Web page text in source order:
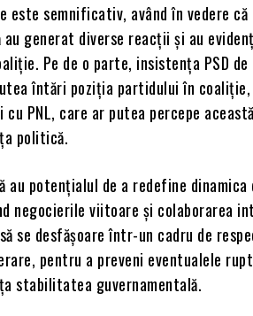
semnificativ, având în vedere
generat diverse reacții și au
Pe de o parte, insistența PSD de
întări poziția partidului în
PNL, care ar putea percepe
politică.
au potențialul de a redefine
negocierile viitoare și colaborarea
se desfășoare într-un cadru de
pentru a preveni eventualele
stabilitatea guvernamentală.